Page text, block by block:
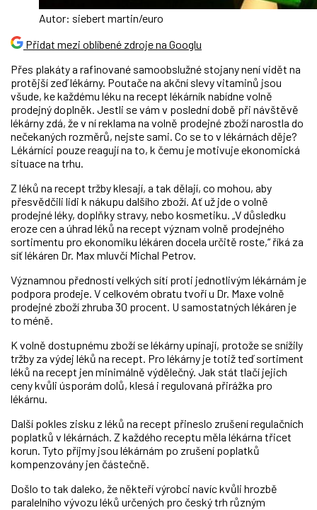
Autor: siebert martin/euro
Přidat mezi oblíbené zdroje na Googlu
Přes plakáty a rafinované samoobslužné stojany není vidět na
protější zeď lékárny. Poutače na akční slevy vitaminů jsou
všude, ke každému léku na recept lékárník nabídne volně
prodejný doplněk. Jestli se vám v poslední době při návštěvě
lékárny zdá, že v ní reklama na volně prodejné zboží narostla do
nečekaných rozměrů, nejste sami. Co se to v lékárnách děje?
Lékárníci pouze reagují na to, k čemu je motivuje ekonomická
situace na trhu.
Z léků na recept tržby klesají, a tak dělají, co mohou, aby
přesvědčili lidi k nákupu dalšího zboží. Ať už jde o volně
prodejné léky, doplňky stravy, nebo kosmetiku. „V důsledku
eroze cen a úhrad léků na recept význam volně prodejného
sortimentu pro ekonomiku lékáren docela určitě roste,“ říká za
síť lékáren Dr. Max mluvčí Michal Petrov.
Významnou předností velkých sítí proti jednotlivým lékárnám je
podpora prodeje. V celkovém obratu tvoří u Dr. Maxe volně
prodejné zboží zhruba 30 procent. U samostatných lékáren je
to méně.
K volně dostupnému zboží se lékárny upínají, protože se snížily
tržby za výdej léků na recept. Pro lékárny je totiž teď sortiment
léků na recept jen minimálně výdělečný. Jak stát tlačí jejich
ceny kvůli úsporám dolů, klesá i regulovaná přirážka pro
lékárnu.
Další pokles zisku z léků na recept přineslo zrušení regulačních
poplatků v lékárnách. Z každého receptu měla lékárna třicet
korun. Tyto příjmy jsou lékárnám po zrušení poplatků
kompenzovány jen částečně.
Došlo to tak daleko, že někteří výrobci navíc kvůli hrozbě
paralelního vývozu léků určených pro český trh různým